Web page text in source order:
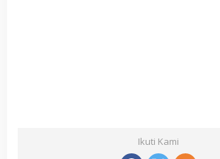
Ikuti Kami